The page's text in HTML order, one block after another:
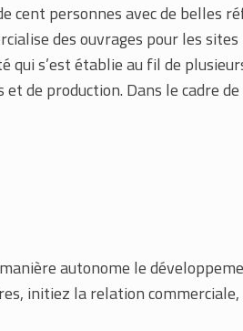
personnes avec de belles
des ouvrages pour les
s’est établie au fil de
de production. Dans le cadre
autonome le
initiez la relation